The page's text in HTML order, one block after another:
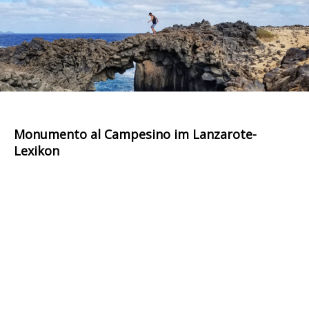
Monumento al Campesino im Lanzarote-
Lexikon